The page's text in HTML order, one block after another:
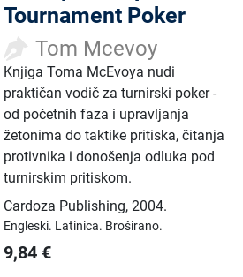
Tournament Poker
Tom Mcevoy
Knjiga Toma McEvoya nudi
praktičan vodič za turnirski poker -
od početnih faza i upravljanja
žetonima do taktike pritiska, čitanja
protivnika i donošenja odluka pod
turnirskim pritiskom.
Cardoza Publishing,2004.
Engleski. Latinica. Broširano.
9,84 €